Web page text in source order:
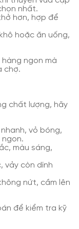
nhất.
hơn, hợp để
hoặc ăn uống,
hàng ngon mà
chợ.
chất lượng, hãy
vỏ bóng,
màu sáng,
vảy còn dính
nứt, cầm lên
để kiểm tra kỹ